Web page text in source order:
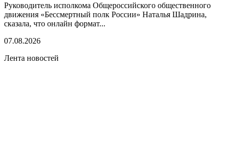
Руководитель исполкома Общероссийского общественного
движения «Бессмертный полк России» Наталья Шадрина,
сказала, что онлайн формат...
07.08.2026
Лента новостей